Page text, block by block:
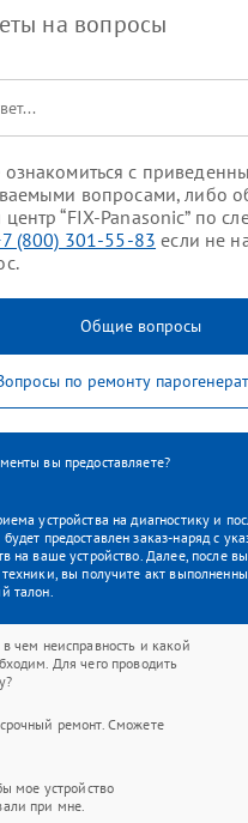
на вопросы
с
вопросами, либо
“FIX-Panasonic” по
(800) 301-55-83 если не
Общие вопросы
по ремонту
вы предоставляете?
устройства на диагностику и
предоставлен заказ-наряд с
на ваше устройство. Далее, после
вы получите акт
талон.
чем неисправность и какой
Для чего проводить
ремонт. Сможете
мое устройство
при мне.